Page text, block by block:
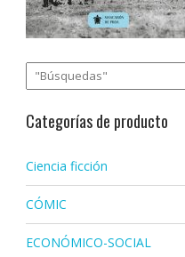
Categorías de producto
Ciencia ficción
CÓMIC
ECONÓMICO-SOCIAL